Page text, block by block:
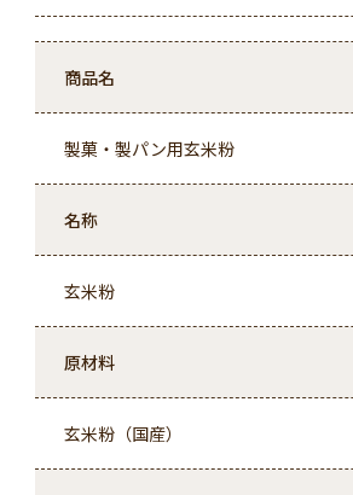
商品名
製菓・製パン用玄米粉
名称
玄米粉
原材料
玄米粉（国産）